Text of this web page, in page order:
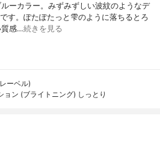
ーカラー。みずみずしい波紋のようなデ
す。ぽたぽたっと雫のように落ちるとろ
質感…続きを見る
ーベル)
ョン (ブライトニング) しっとり